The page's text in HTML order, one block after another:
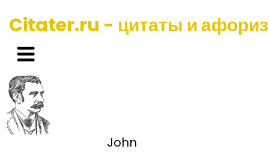
Citater.ru - цитаты и
John